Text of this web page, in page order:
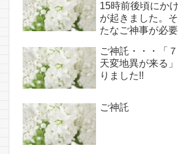
15時前後頃にか
が起きました。
たなご神事が必
点であり古代太
もある伊弉諾宮
神託あり！！
ご神託・・・「
天変地異が来る
りました!!
ご神託